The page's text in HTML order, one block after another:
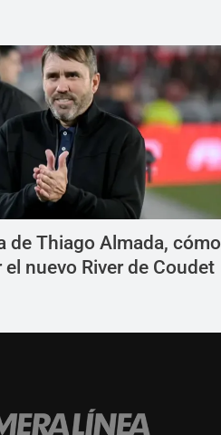
de Thiago Almada, cómo
nuevo River de Coudet